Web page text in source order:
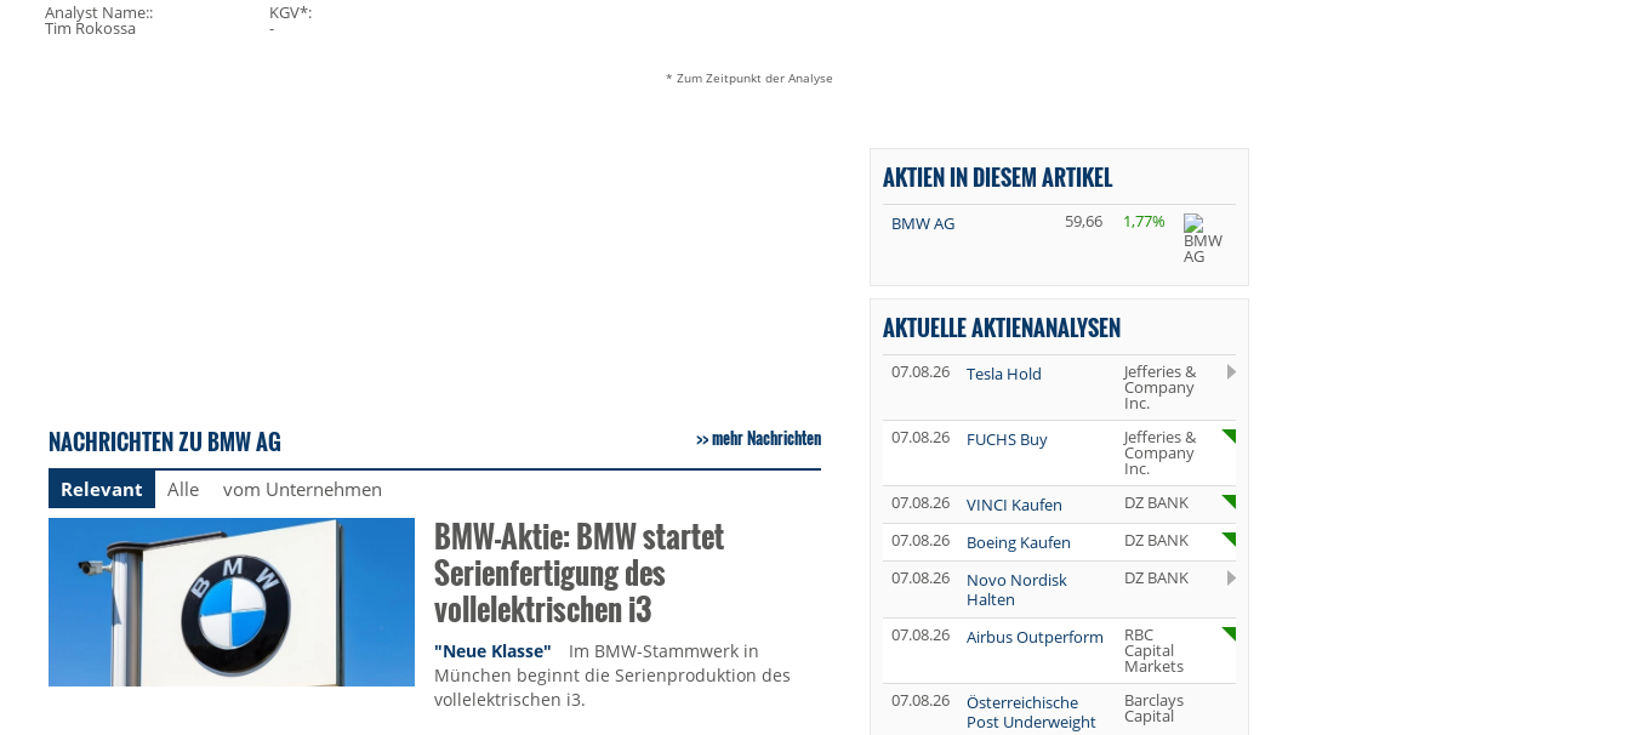
Analyst Name::
Tim Rokossa
KGV*:
-
* Zum Zeitpunkt der Analyse
NACHRICHTEN ZU BMW AG mehr Nachrichten
Relevant Alle vom Unternehmen
BMW-Aktie: BMW startet
Serienfertigung des
vollelektrischen i3
"Neue Klasse"
Im BMW-Stammwerk in
München beginnt die Serienproduktion des
vollelektrischen i3.
AKTIEN IN DIESEM ARTIKEL
BMW AG 59,66 1,77%
AKTUELLE AKTIENANALYSEN
07.08.26 Tesla Hold Jefferies &
Company
Inc.
07.08.26
FUCHS Buy Jefferies &
Company
Inc.
07.08.26
VINCI Kaufen
DZ BANK
07.08.26
Boeing Kaufen
DZ BANK
07.08.26
Novo Nordisk
Halten
DZ BANK
07.08.26 Airbus Outperform RBC
Capital
Markets
07.08.26
Österreichische
Post Underweight
Barclays
Capital